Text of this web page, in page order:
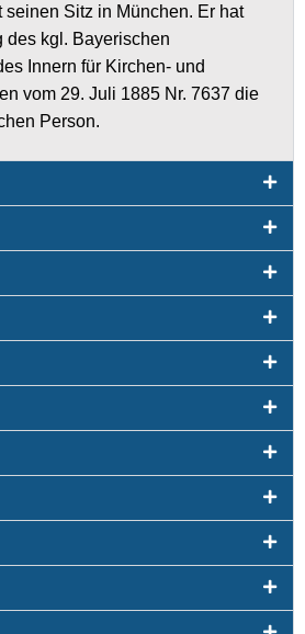
seinen Sitz in München. Er hat
kgl. Bayerischen
Innern für Kirchen- und
vom 29. Juli 1885 Nr. 7637 die
Person.